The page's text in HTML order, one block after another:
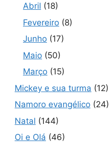
Abril (18)
Fevereiro (8)
Junho (17)
Maio (50)
Março (15)
Mickey e sua turma (12)
Namoro evangélico (24)
Natal (144)
Oi e Olá (46)